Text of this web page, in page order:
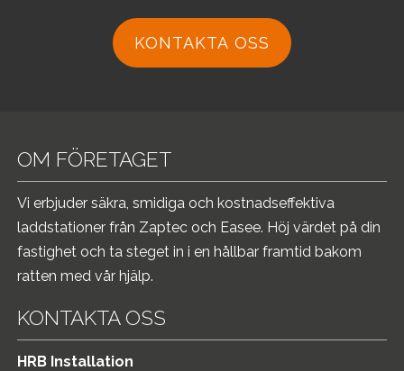
KONTAKTA OSS
OM FÖRETAGET
Vi erbjuder säkra, smidiga och kostnadseffektiva
laddstationer från Zaptec och Easee. Höj värdet på din
fastighet och ta steget in i en hållbar framtid bakom
ratten med vår hjälp.
KONTAKTA OSS
HRB Installation